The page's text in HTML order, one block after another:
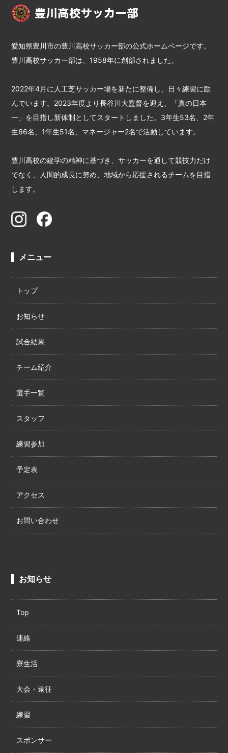
愛知県豊川市の豊川高校サッカー部の公式ホームページです。
豊川高校サッカー部は、1958年に創部されました。
2022年4月に人工芝サッカー場を新たに整備し、日々練習に励
んでいます。2023年度より長谷川大監督を迎え、「真の日本
一」を目指し新体制としてスタートしました。3年生53名、2年
生66名、1年生51名、マネージャー2名で活動しています。
豊川高校の建学の精神に基づき、サッカーを通して競技力だけ
でなく、人間的成長に努め、地域から応援されるチームを目指
します。
メニュー
トップ
お知らせ
試合結果
チーム紹介
選手一覧
スタッフ
練習参加
予定表
アクセス
お問い合わせ
お知らせ
Top
連絡
寮生活
大会・遠征
練習
スポンサー